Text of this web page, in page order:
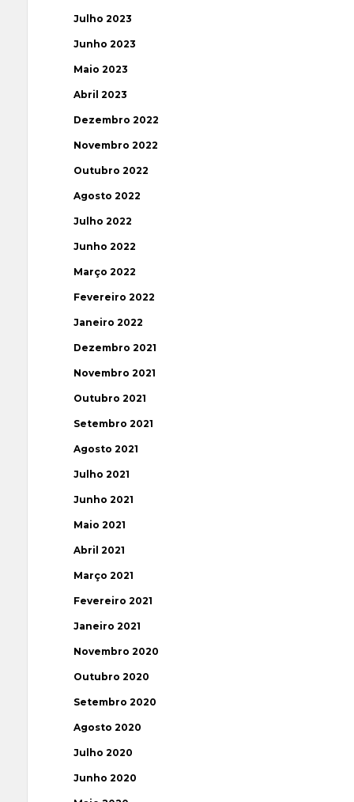
Julho 2023
Junho 2023
Maio 2023
Abril 2023
Dezembro 2022
Novembro 2022
Outubro 2022
Agosto 2022
Julho 2022
Junho 2022
Março 2022
Fevereiro 2022
Janeiro 2022
Dezembro 2021
Novembro 2021
Outubro 2021
Setembro 2021
Agosto 2021
Julho 2021
Junho 2021
Maio 2021
Abril 2021
Março 2021
Fevereiro 2021
Janeiro 2021
Novembro 2020
Outubro 2020
Setembro 2020
Agosto 2020
Julho 2020
Junho 2020